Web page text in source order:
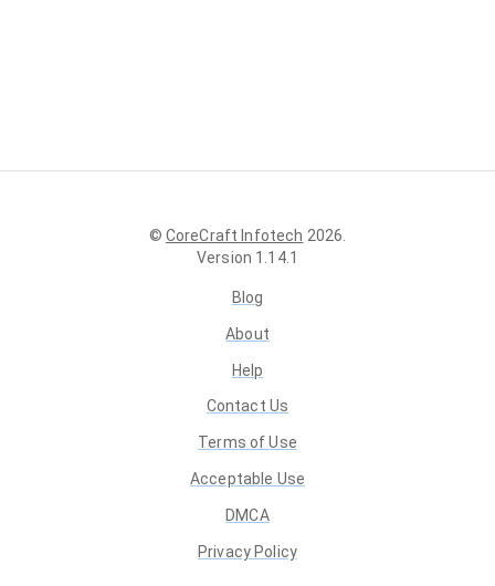
© CoreCraft Infotech 2026
Version 1.14.1
Blog
About
Help
Contact Us
Terms of Use
Acceptable Use
DMCA
Privacy Policy